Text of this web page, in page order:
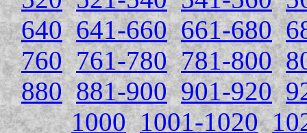
640 641-660 661-680
760 761-780 781-800
880 881-900 901-920
1000 1001-1020